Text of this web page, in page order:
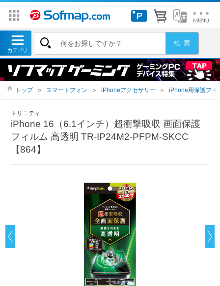
トップ ＞ スマートフォン ＞ iPhoneアクセサリー ＞ iPhone用保護フィ
トリニティ
iPhone 16（6.1インチ）超衝撃吸収 画面保護
フィルム 高透明 TR-IP24M2-PFPM-SKCC
【864】